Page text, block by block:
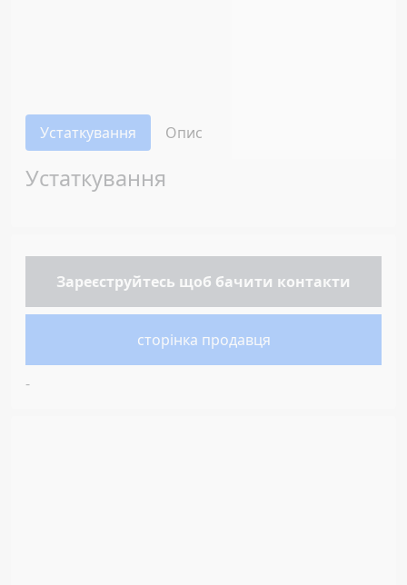
Устаткування Опис
Устаткування
Зареєструйтесь щоб бачити контакти
сторінка продавця
-